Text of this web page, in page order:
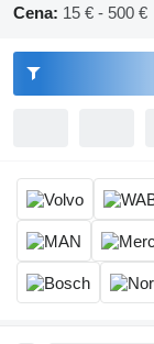
Cena: 15 € - 500 €